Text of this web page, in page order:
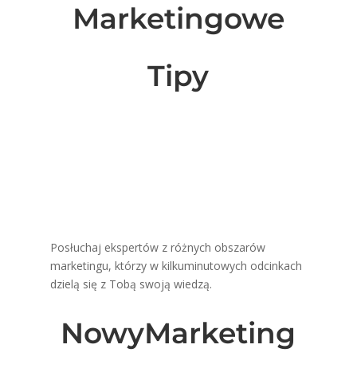
Marketingowe
Tipy
Posłuchaj ekspertów z różnych obszarów
marketingu, którzy w kilkuminutowych odcinkach
dzielą się z Tobą swoją wiedzą.
NowyMarketing